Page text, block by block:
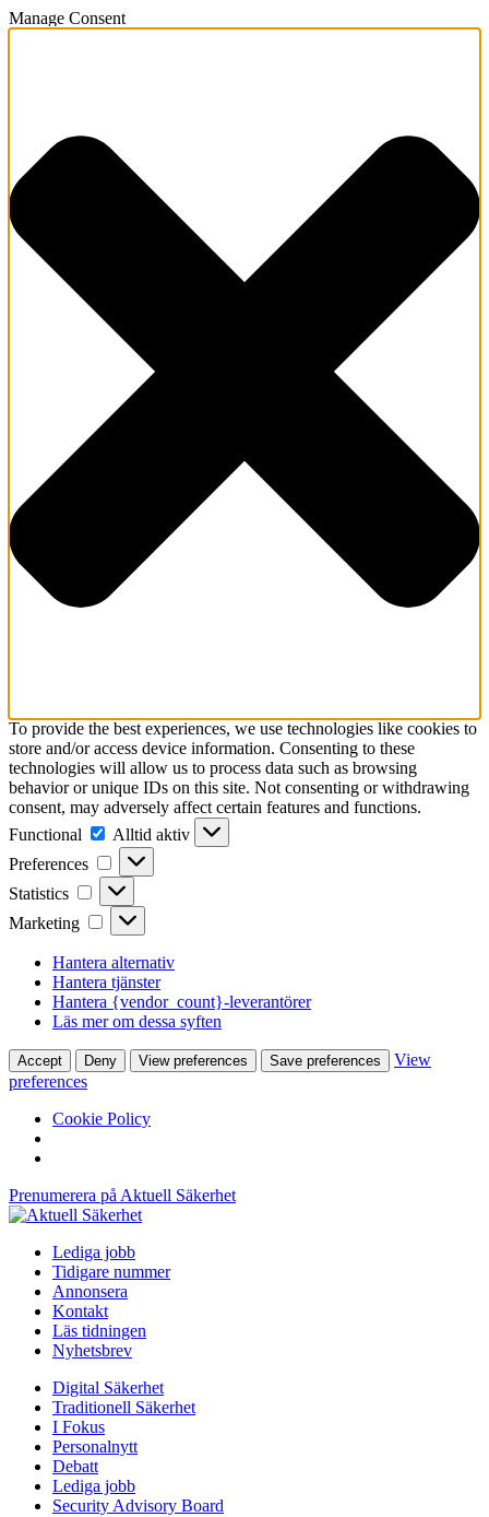
Manage Consent
To provide the best experiences, we use technologies like cookies to
store and/or access device information. Consenting to these
technologies will allow us to process data such as browsing
behavior or unique IDs on this site. Not consenting or withdrawing
consent, may adversely affect certain features and functions.
Functional
Functional
Alltid aktiv
Preferences
Preferences
Statistics Statistics
Marketing Marketing
Hantera alternativ
Hantera tjänster
Hantera {vendor_count}-leverantörer
Läs mer om dessa syften
Accept Deny View preferences Save preferences
View
preferences
Cookie Policy
Prenumerera på Aktuell Säkerhet
Lediga jobb
Tidigare nummer
Annonsera
Kontakt
Läs tidningen
Nyhetsbrev
Digital Säkerhet
Traditionell Säkerhet
I Fokus
Personalnytt
Debatt
Lediga jobb
Security Advisory Board